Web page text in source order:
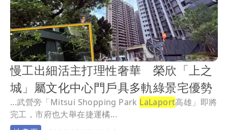
慢工出細活主打理性奢華 榮欣「上之
城」屬文化中心門戶具多軌綠景宅優勢
...武營旁「Mitsui Shopping Park LaLaport高雄」即將
完工，市府也大舉在捷運橘...